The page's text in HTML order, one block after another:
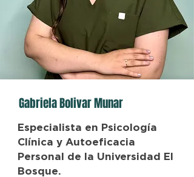
Gabriela Bolivar Munar
Especialista en Psicología
Clínica y Autoeficacia
Personal de la Universidad El
Bosque.